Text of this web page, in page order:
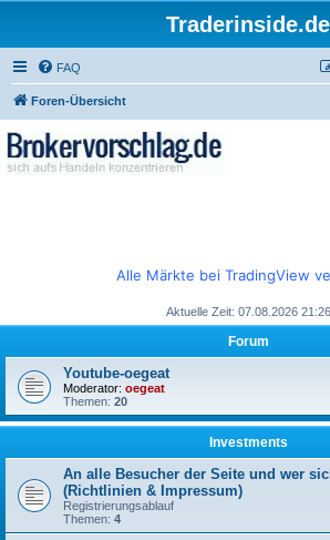
Traderinside.de
FAQ
Foren-Übersicht
Alle Märkte bei TradingView
Aktuelle Zeit: 07.08.2026 21:26
Forum
Youtube-oegeat
Moderator: oegeat
Themen: 20
Investments
An alle Besucher der Seite und wer
(Richtlinien & Impressum)
Registrierungsablauf
Themen: 4